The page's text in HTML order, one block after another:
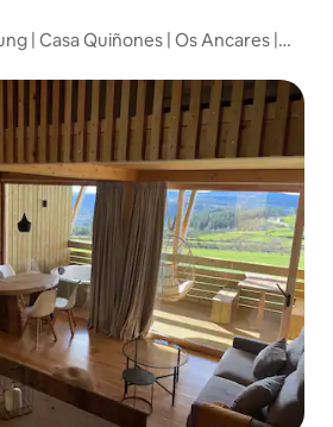
| Casa Quiñones | Os Ancares |